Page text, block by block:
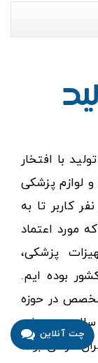
با افتخار
و لوازم پزشکی
اعتماد بیش از ۱۲۰ هزار نفر کاربر تا به
مورد اعتماد
پزشکی،
بوده ایم.
در حوزه
سلامت همیشه
گرامی بوده
چت آنلاین